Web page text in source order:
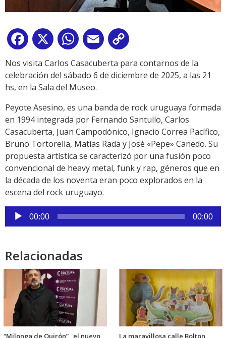
Facebook
X WhatsApp
Email
Link
Nos visita Carlos Casacuberta para contarnos de la
celebración del sábado 6 de diciembre de 2025, a las 21
hs, en la Sala del Museo.
Peyote Asesino, es una banda de rock uruguaya formada
en 1994 integrada por Fernando Santullo, Carlos
Casacuberta, Juan Campodónico, Ignacio Correa Pacífico,
Bruno Tortorella, Matías Rada y José «Pepe» Canedo. Su
propuesta artística se caracterizó por una fusión poco
convencional de heavy metal, funk y rap, géneros que en
la década de los noventa eran poco explorados en la
escena del rock uruguayo.
Reproductor
de
00:00 00:00
Relacionadas
“Milonga de Quirón” el nuevo
La maravillosa calle Bolton